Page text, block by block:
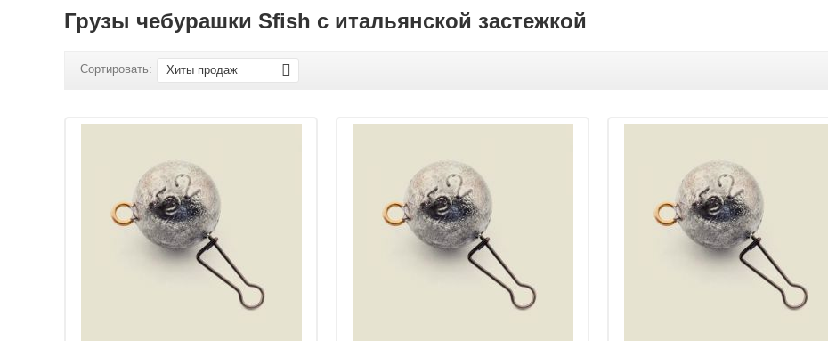
Грузы чебурашки Sfish с итальянской застежкой
Сортировать: Хиты продаж